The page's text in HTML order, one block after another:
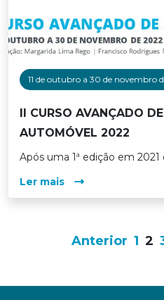
11 de outubro a 30 de novembro
II CURSO AVANÇADO
AUTOMÓVEL 2022
Após uma 1ª edição em
Ler mais
Paginação
conteúdos
Anterior 1 2